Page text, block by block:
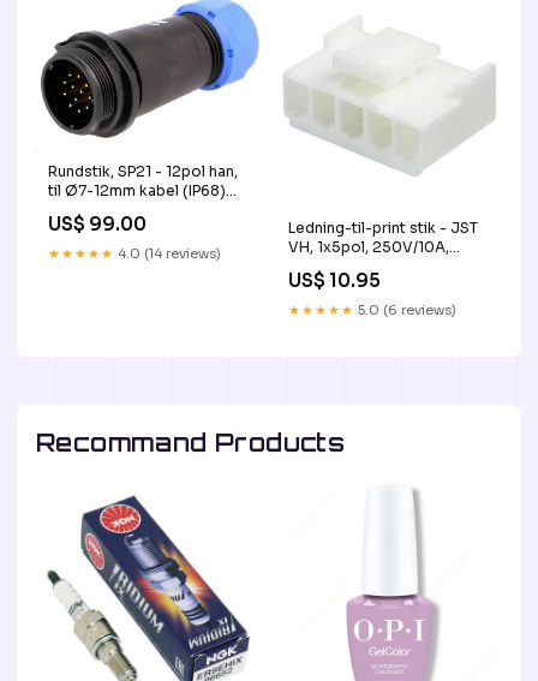
Rundstik, SP21 - 12pol han,
til Ø7-12mm kabel (IP68)
US$ 99.00
★★★★★ 4.0 (14 reviews)
Ledning-til-print stik - JST
VH, 1x5pol, 250V/10A,
US$ 10.95
★★★★★ 5.0 (6 reviews)
Recommand Products